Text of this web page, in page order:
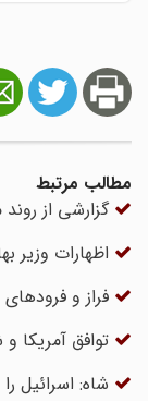
مطالب مرتبط
گزارشی از روند
اظهارات وزیر
فراز و فرودهای
توافق آمریکا و
شاه: اسرائیل را